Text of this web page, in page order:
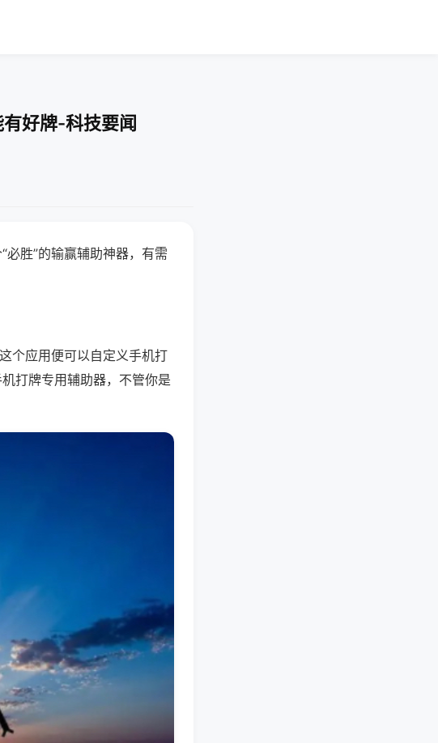
好牌-科技要闻
胜”的输赢辅助神器，有需
个应用便可以自定义手机打
打牌专用辅助器，不管你是